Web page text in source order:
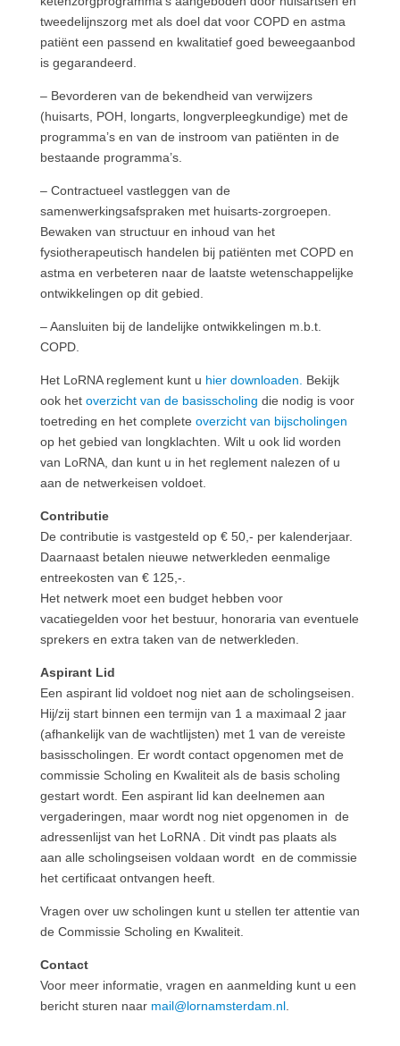
tweedelijnszorg met als doel dat voor COPD en astma
patiënt een passend en kwalitatief goed beweegaanbod
is gegarandeerd.
– Bevorderen van de bekendheid van verwijzers
(huisarts, POH, longarts, longverpleegkundige) met de
programma’s en van de instroom van patiënten in de
bestaande programma’s.
– Contractueel vastleggen van de
samenwerkingsafspraken met huisarts-zorgroepen.
Bewaken van structuur en inhoud van het
fysiotherapeutisch handelen bij patiënten met COPD en
astma en verbeteren naar de laatste wetenschappelijke
ontwikkelingen op dit gebied.
– Aansluiten bij de landelijke ontwikkelingen m.b.t.
COPD.
Het LoRNA reglement kunt u hier downloaden. Bekijk
ook het overzicht van de basisscholing die nodig is voor
toetreding en het complete overzicht van bijscholingen
op het gebied van longklachten. Wilt u ook lid worden
van LoRNA, dan kunt u in het reglement nalezen of u
aan de netwerkeisen voldoet.
Contributie
De contributie is vastgesteld op € 50,- per kalenderjaar.
Daarnaast betalen nieuwe netwerkleden eenmalige
entreekosten van € 125,-.
Het netwerk moet een budget hebben voor
vacatiegelden voor het bestuur, honoraria van eventuele
sprekers en extra taken van de netwerkleden.
Aspirant Lid
Een aspirant lid voldoet nog niet aan de scholingseisen.
Hij/zij start binnen een termijn van 1 a maximaal 2 jaar
(afhankelijk van de wachtlijsten) met 1 van de vereiste
basisscholingen. Er wordt contact opgenomen met de
commissie Scholing en Kwaliteit als de basis scholing
gestart wordt. Een aspirant lid kan deelnemen aan
vergaderingen, maar wordt nog niet opgenomen in de
adressenlijst van het LoRNA . Dit vindt pas plaats als
aan alle scholingseisen voldaan wordt en de commissie
het certificaat ontvangen heeft.
Vragen over uw scholingen kunt u stellen ter attentie van
de Commissie Scholing en Kwaliteit.
Contact
Voor meer informatie, vragen en aanmelding kunt u een
bericht sturen naar mail@lornamsterdam.nl.